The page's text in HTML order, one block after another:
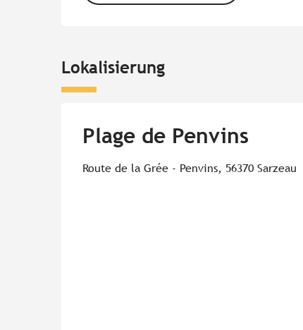
Lokalisierung
Plage de Penvins
Route de la Grée - Penvins, 56370 Sarzeau